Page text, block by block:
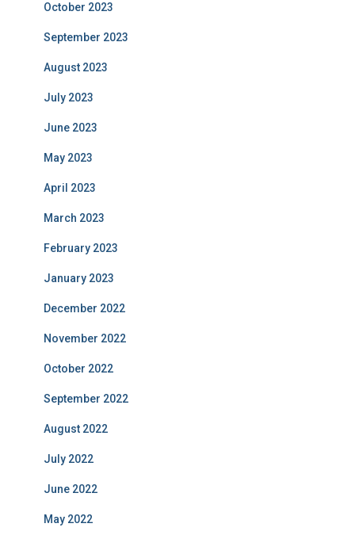
October 2023
September 2023
August 2023
July 2023
June 2023
May 2023
April 2023
March 2023
February 2023
January 2023
December 2022
November 2022
October 2022
September 2022
August 2022
July 2022
June 2022
May 2022